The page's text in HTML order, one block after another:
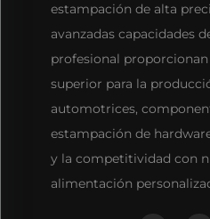
estampación de alta
avanzadas capacidades
profesional
superior para la
automotrices,
estampación de
y la competitividad con
alimentación